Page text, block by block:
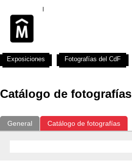
Catálogo de fotografías
General Catálogo de fotografías
Exposiciones Fotografías del CdF